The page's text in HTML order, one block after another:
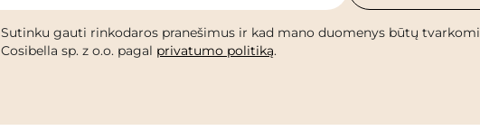
Sutinku gauti rinkodaros pranešimus ir kad mano duomenys būtų tvarkomi
Cosibella sp. z o.o. pagal privatumo politiką.